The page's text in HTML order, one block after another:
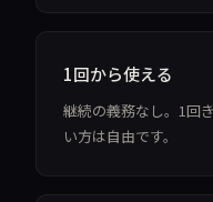
1回から使える
継続の義務なし。1回
い方は自由です。